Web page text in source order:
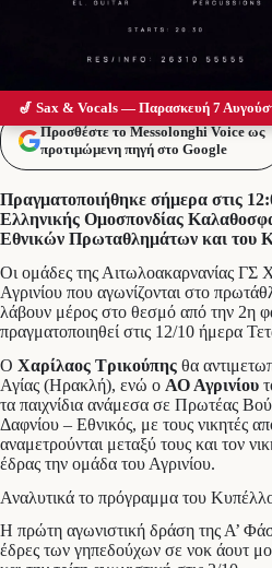
Προσθέστε το Messolonghi Voice ως
προτιμώμενη πηγή στο Google
Πραγματοποιήθηκε σήμερα στις
Ελληνικής Ομοσπονδίας
Εθνικών Πρωταθλημάτων και του
Οι ομάδες της Αιτωλοακαρνανίας ΓΣ
Αγρινίου που αγωνίζονται στο
λάβουν μέρος στο θεσμό από την 2η
πραγματοποιηθεί στις 12/10 ήμερα
Ο Χαρίλαος Τρικούπης θα
Αγίας (Ηρακλή), ενώ ο ΑΟ Αγρινίου
τα παιχνίδια ανάμεσα σε Πρωτέας
Δαφνίου – Εθνικός, με τους νικητές
αναμετρούνται μεταξύ τους και τον
έδρας την ομάδα του Αγρινίου.
Αναλυτικά το πρόγραμμα του
Η πρώτη αγωνιστική δράση της Α’
έδρες των γηπεδούχων σε νοκ άουτ
🎷 Sax & Vocals — Παρασκευή 7